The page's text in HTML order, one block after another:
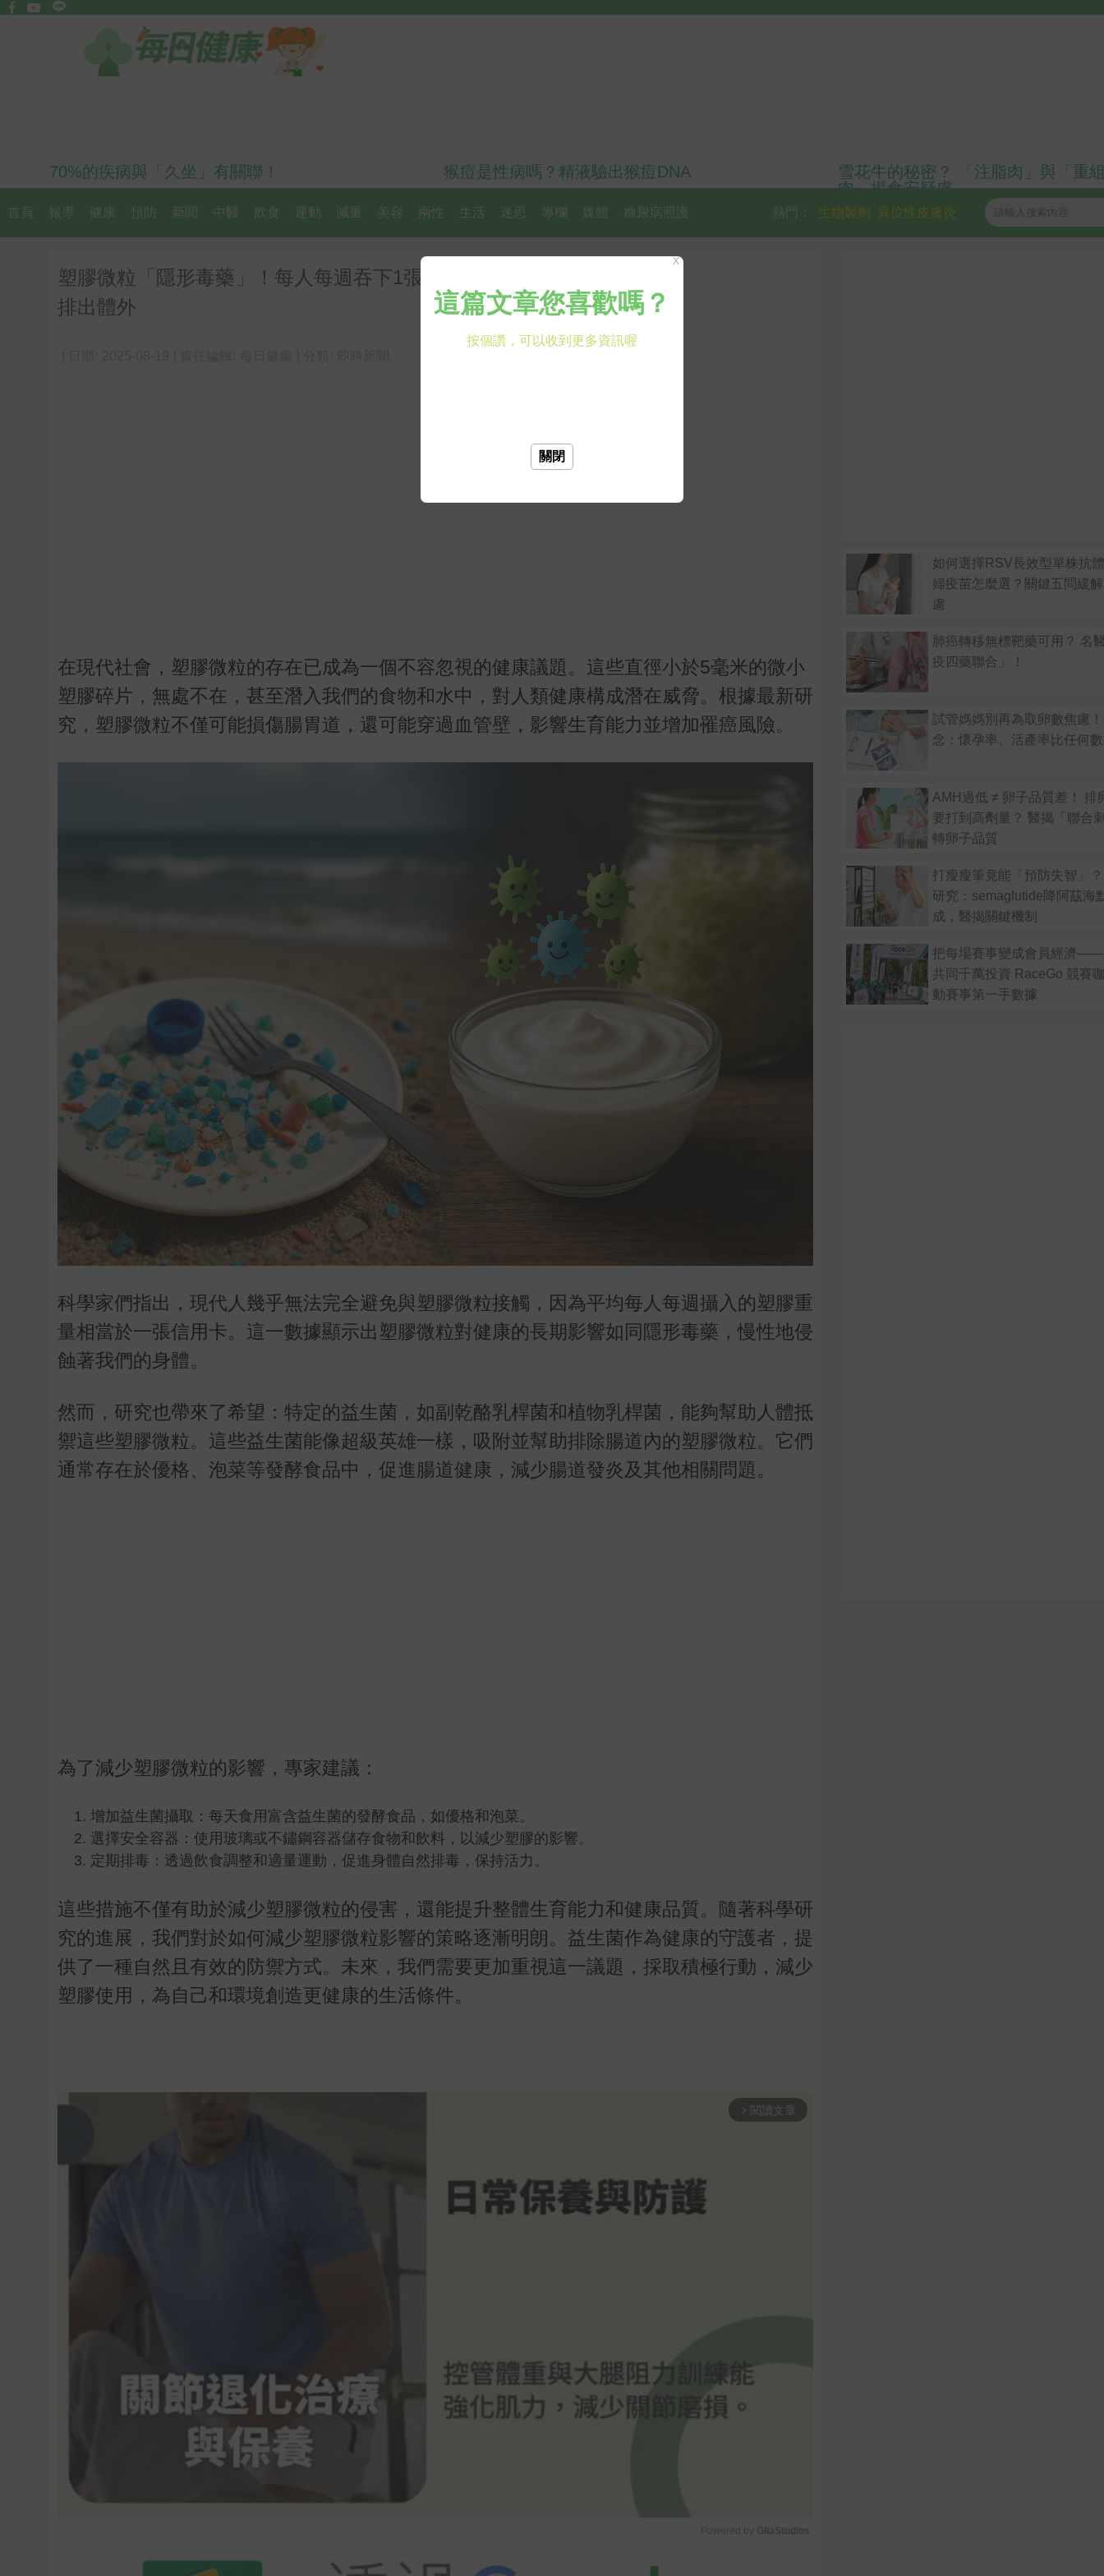
70%的疾病與「久坐」有關聯！ 猴痘是性病嗎？精液驗出猴痘DNA
雪花牛的秘密？ 「注脂肉」與「重
肉」揭食安疑慮
首頁 報導 健康 預防 新聞 中醫 飲食 運動 減重 美容 兩性 生活 迷思 專欄 媒體 糖尿病照護 異位性皮膚炎
生物製劑
熱門：
塑膠微粒「隱形毒藥」！每人每週吞下1張信用卡重 益生菌超能力
排出體外
在現代社會，塑膠微粒的存在已成為一個不容忽視的健康議題。這些直徑小於5毫米的微小
塑膠碎片，無處不在，甚至潛入我們的食物和水中，對人類健康構成潛在威脅。根據最新研
究，塑膠微粒不僅可能損傷腸胃道，還可能穿過血管壁，影響生育能力並增加罹癌風險。
科學家們指出，現代人幾乎無法完全避免與塑膠微粒接觸，因為平均每人每週攝入的塑膠重
量相當於一張信用卡。這一數據顯示出塑膠微粒對健康的長期影響如同隱形毒藥，慢性地侵
蝕著我們的身體。
然而，研究也帶來了希望：特定的益生菌，如副乾酪乳桿菌和植物乳桿菌，能夠幫助人體抵
禦這些塑膠微粒。這些益生菌能像超級英雄一樣，吸附並幫助排除腸道內的塑膠微粒。它們
通常存在於優格、泡菜等發酵食品中，促進腸道健康，減少腸道發炎及其他相關問題。
為了減少塑膠微粒的影響，專家建議：
增加益生菌攝取：每天食用富含益生菌的發酵食品，如優格和泡菜。
選擇安全容器：使用玻璃或不鏽鋼容器儲存食物和飲料，以減少塑膠的影響。
定期排毒：透過飲食調整和適量運動，促進身體自然排毒，保持活力。
這些措施不僅有助於減少塑膠微粒的侵害，還能提升整體生育能力和健康品質。隨著科學研
究的進展，我們對於如何減少塑膠微粒影響的策略逐漸明朗。益生菌作為健康的守護者，提
供了一種自然且有效的防禦方式。未來，我們需要更加重視這一議題，採取積極行動，減少
塑膠使用，為自己和環境創造更健康的生活條件。
arrow_forward_ios 閱讀文章
Powered by GliaStudios
如何選擇RSV長效型單株抗
婦疫苗怎麼選？關鍵五問緩
慮
肺癌轉移無標靶藥可用？ 名
疫四藥聯合」！
試管媽媽別再為取卵數焦慮
念：懷孕率、活產率比任何
AMH過低 ≠ 卵子品質差！ 排
要打到高劑量？ 醫揭「聯合
轉卵子品質
打瘦瘦筆竟能「預防失智」
研究：semaglutide降阿茲海
成，醫揭關鍵機制
把每場賽事變成會員經濟——
共同千萬投資 RaceGo 競賽
動賽事第一手數據
X
關閉